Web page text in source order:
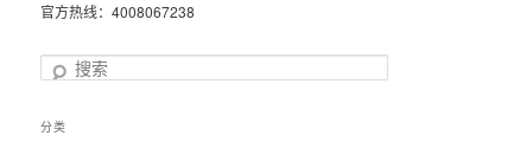
官方热线：4008067238
搜
分类